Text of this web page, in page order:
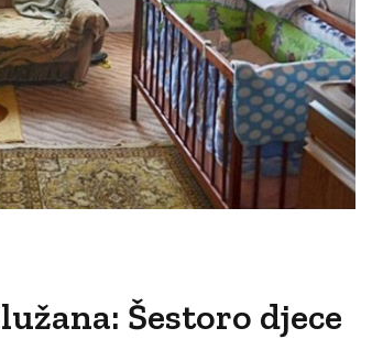
Šestoro djece